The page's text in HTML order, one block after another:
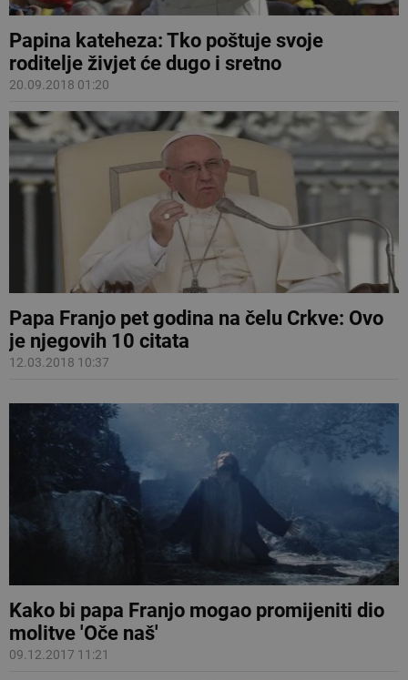
Papina kateheza: Tko poštuje svoje
roditelje živjet će dugo i sretno
20.09.2018 01:20
Papa Franjo pet godina na čelu Crkve: Ovo
je njegovih 10 citata
12.03.2018 10:37
Kako bi papa Franjo mogao promijeniti dio
molitve 'Oče naš'
09.12.2017 11:21